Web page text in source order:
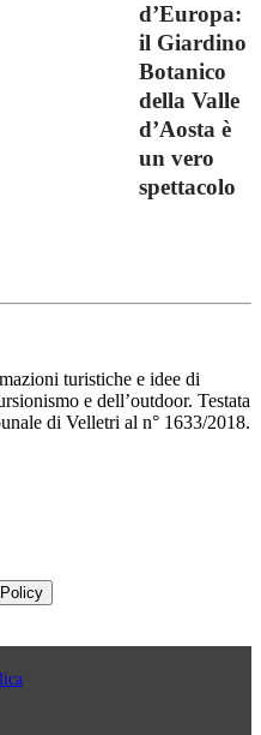
d’Europa:
il Giardino
Botanico
della Valle
d’Aosta è
un vero
spettacolo
turistiche e idee di
e dell’outdoor. Testata
di Velletri al n° 1633/2018.